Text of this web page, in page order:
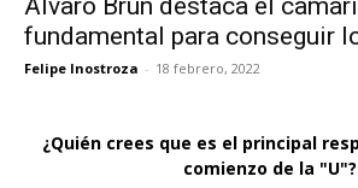
Álvaro Brun destaca el
fundamental para conseguir
Felipe Inostroza - 18 febrero, 2022
¿Quién crees que es el principal
comienzo de la "U"?